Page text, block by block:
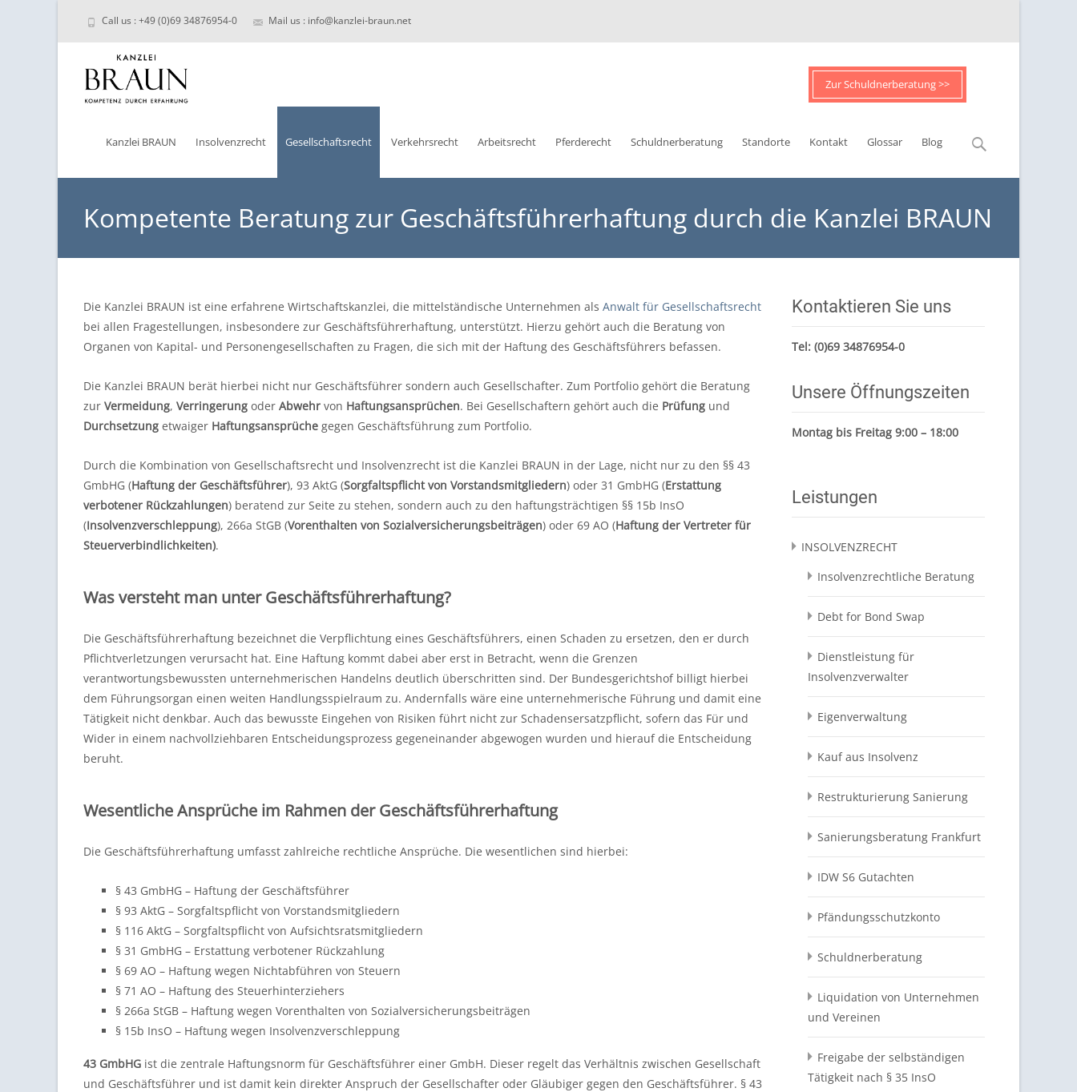
Call us : +49 (0)69 34876954-0 Mail us : info@kanzlei-braun.net
toKanzlei BRAUN Insolvenzrecht Gesellschaftsrecht Verkehrsrecht Arbeitsrecht Pferderecht Schuldnerberatung Standorte Kontakt
Zur Schuldnerberatung >>
Glossar Blog
Suchen
nach:
Kompetente Beratung zur Geschäftsführerhaftung durch die Kanzlei BRAUN
Die Kanzlei BRAUN ist eine erfahrene Wirtschaftskanzlei, die mittelständische Unternehmen als Anwalt für Gesellschaftsrecht
bei allen Fragestellungen, insbesondere zur Geschäftsführerhaftung, unterstützt. Hierzu gehört auch die Beratung von
Organen von Kapital- und Personengesellschaften zu Fragen, die sich mit der Haftung des Geschäftsführers befassen.
Die Kanzlei BRAUN berät hierbei nicht nur Geschäftsführer sondern auch Gesellschafter. Zum Portfolio gehört die Beratung
zur Vermeidung, Verringerung oder Abwehr von Haftungsansprüchen. Bei Gesellschaftern gehört auch die Prüfung und
Durchsetzung etwaiger Haftungsansprüche gegen Geschäftsführung zum Portfolio.
Durch die Kombination von Gesellschaftsrecht und Insolvenzrecht ist die Kanzlei BRAUN in der Lage, nicht nur zu den §§ 43
GmbHG (Haftung der Geschäftsführer), 93 AktG (Sorgfaltspflicht von Vorstandsmitgliedern) oder 31 GmbHG (Erstattung
verbotener Rückzahlungen) beratend zur Seite zu stehen, sondern auch zu den haftungsträchtigen §§ 15b InsO
(Insolvenzverschleppung), 266a StGB (Vorenthalten von Sozialversicherungsbeiträgen) oder 69 AO (Haftung der Vertreter für
Steuerverbindlichkeiten).
Was versteht man unter Geschäftsführerhaftung?
Die Geschäftsführerhaftung bezeichnet die Verpflichtung eines Geschäftsführers, einen Schaden zu ersetzen, den er durch
Pflichtverletzungen verursacht hat. Eine Haftung kommt dabei aber erst in Betracht, wenn die Grenzen
verantwortungsbewussten unternehmerischen Handelns deutlich überschritten sind. Der Bundesgerichtshof billigt hierbei
dem Führungsorgan einen weiten Handlungsspielraum zu. Andernfalls wäre eine unternehmerische Führung und damit eine
Tätigkeit nicht denkbar. Auch das bewusste Eingehen von Risiken führt nicht zur Schadensersatzpflicht, sofern das Für und
Wider in einem nachvollziehbaren Entscheidungsprozess gegeneinander abgewogen wurden und hierauf die Entscheidung
beruht.
Wesentliche Ansprüche im Rahmen der Geschäftsführerhaftung
Die Geschäftsführerhaftung umfasst zahlreiche rechtliche Ansprüche. Die wesentlichen sind hierbei:
§ 43 GmbHG – Haftung der Geschäftsführer
§ 93 AktG – Sorgfaltspflicht von Vorstandsmitgliedern
§ 116 AktG – Sorgfaltspflicht von Aufsichtsratsmitgliedern
§ 31 GmbHG – Erstattung verbotener Rückzahlung
§ 69 AO – Haftung wegen Nichtabführen von Steuern
§ 71 AO – Haftung des Steuerhinterziehers
§ 266a StGB – Haftung wegen Vorenthalten von Sozialversicherungsbeiträgen
§ 15b InsO – Haftung wegen Insolvenzverschleppung
43 GmbHG ist die zentrale Haftungsnorm für Geschäftsführer einer GmbH. Dieser regelt das Verhältnis zwischen Gesellschaft
und Geschäftsführer und ist damit kein direkter Anspruch der Gesellschafter oder Gläubiger gegen den Geschäftsführer. § 43
Kontaktieren Sie uns
Tel: (0)69 34876954-0
Unsere Öffnungszeiten
Montag bis Freitag 9:00 – 18:00
Leistungen
INSOLVENZRECHT
Insolvenzrechtliche Beratung
Debt for Bond Swap
Dienstleistung für
Insolvenzverwalter
Eigenverwaltung
Kauf aus Insolvenz
Restrukturierung Sanierung
Sanierungsberatung Frankfurt
IDW S6 Gutachten
Pfändungsschutzkonto
Schuldnerberatung
Liquidation von Unternehmen
und Vereinen
Freigabe der selbständigen
Tätigkeit nach § 35 InsO